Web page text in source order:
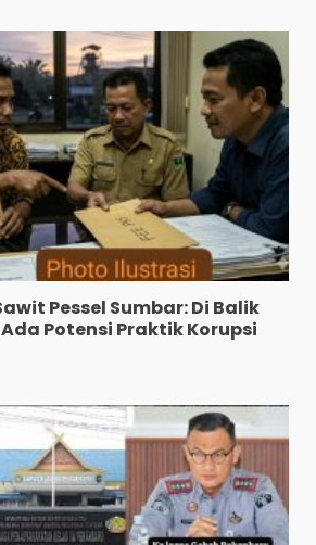
Pessel Sumbar: Di Balik
Potensi Praktik Korupsi